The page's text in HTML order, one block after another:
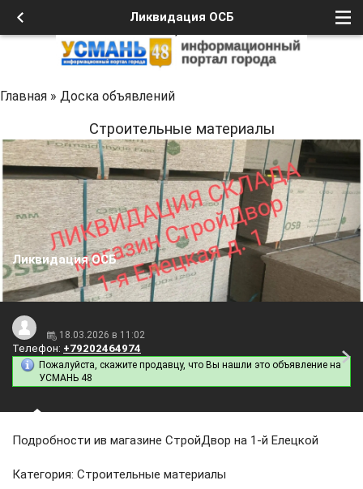
Ликвидация ОСБ
Главная » Доска объявлений
Строительные материалы
Ликвидация ОСБ
18.03.2026 в 11:02
Телефон: +79202464974
Пожалуйста, скажите продавцу, что Вы нашли это объявление на
УСМАНЬ 48
Подробности ив магазине СтройДвор на 1-й Елецкой
Категория: Строительные материалы